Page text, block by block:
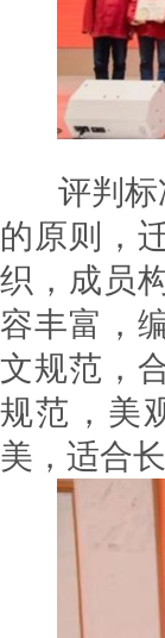
评判标
的原则，
织，成员
容丰富，
文规范，
规范，美
美，适合